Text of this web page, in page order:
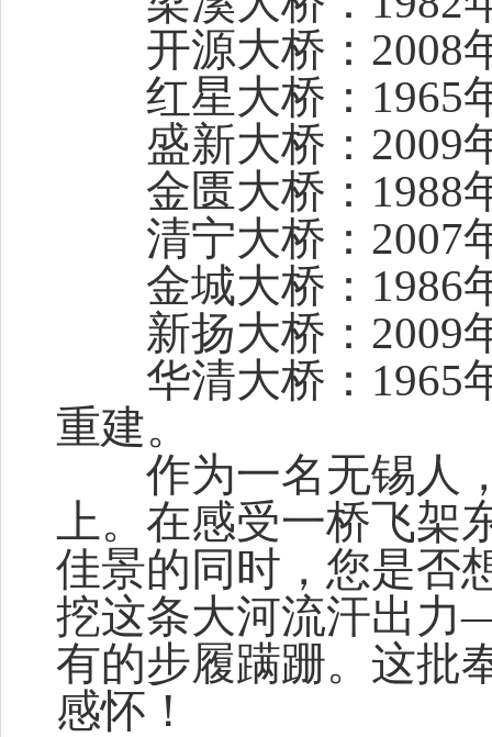
开源大桥：2008
红星大桥：1965
盛新大桥：2009
金匮大桥：1988
清宁大桥：2007
金城大桥：1986
新扬大桥：2009
华清大桥：1965年
重建。
作为一名无锡人，
上。在感受一桥飞
佳景的同时，您是否
挖这条大河流汗出
有的步履蹒跚。这批
感怀！